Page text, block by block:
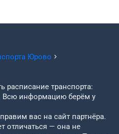
Юрово
расписание транспорта:
Всю информацию берём у
вас на сайт партнёра.
отличаться — она не